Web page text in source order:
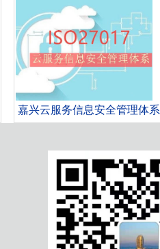
嘉兴云服务信息安全管理体系
认证